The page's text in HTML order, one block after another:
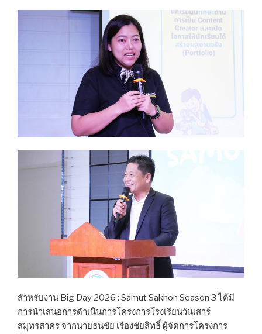
สำหรับงาน Big Day 2026 : Samut Sakhon Season 3 ได้มี
การนำเสนอการดำเนินการโครงการโรงเรียนวันเสาร์
สมุทรสาคร จากนายธนชัย เรืองชัยสิทธิ์ ผู้จัดการโครงการ